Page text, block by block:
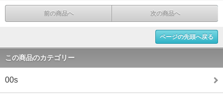
前の商品へ 次の商品へ
ページの先頭へ戻る
この商品のカテゴリー
00s